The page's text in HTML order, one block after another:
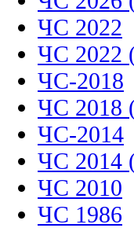
ЧС 2022
ЧС 2022
ЧС-2018
ЧС 2018
ЧС-2014
ЧС 2014
ЧС 2010
ЧС 1986